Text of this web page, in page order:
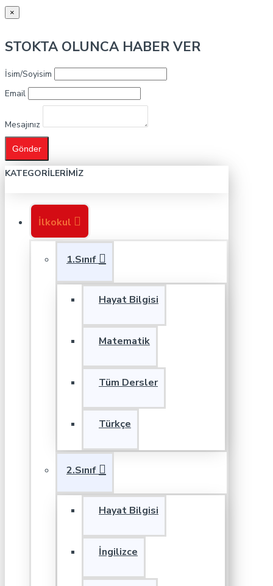
×
STOKTA OLUNCA HABER VER
İsim/Soyisim
Email
Mesajınız
Gönder
KATEGORILERIMIZ
İlkokul
1.Sınıf
Hayat Bilgisi
Matematik
Tüm Dersler
Türkçe
2.Sınıf
Hayat Bilgisi
İngilizce